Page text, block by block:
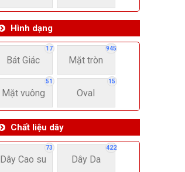
Hình dạng
17
Bát Giác
945
Mặt tròn
51
Mặt vuông
15
Oval
Chất liệu dây
73
Dây Cao su
422
Dây Da